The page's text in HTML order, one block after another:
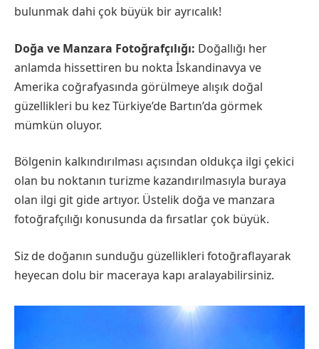
bulunmak dahi çok büyük bir ayrıcalık!
Doğa ve Manzara Fotoğrafçılığı: Doğallığı her
anlamda hissettiren bu nokta İskandinavya ve
Amerika coğrafyasında görülmeye alışık doğal
güzellikleri bu kez Türkiye’de Bartın’da görmek
mümkün oluyor.
Bölgenin kalkındırılması açısından oldukça ilgi çekici
olan bu noktanın turizme kazandırılmasıyla buraya
olan ilgi git gide artıyor. Üstelik doğa ve manzara
fotoğrafçılığı konusunda da fırsatlar çok büyük.
Siz de doğanın sunduğu güzellikleri fotoğraflayarak
heyecan dolu bir maceraya kapı aralayabilirsiniz.